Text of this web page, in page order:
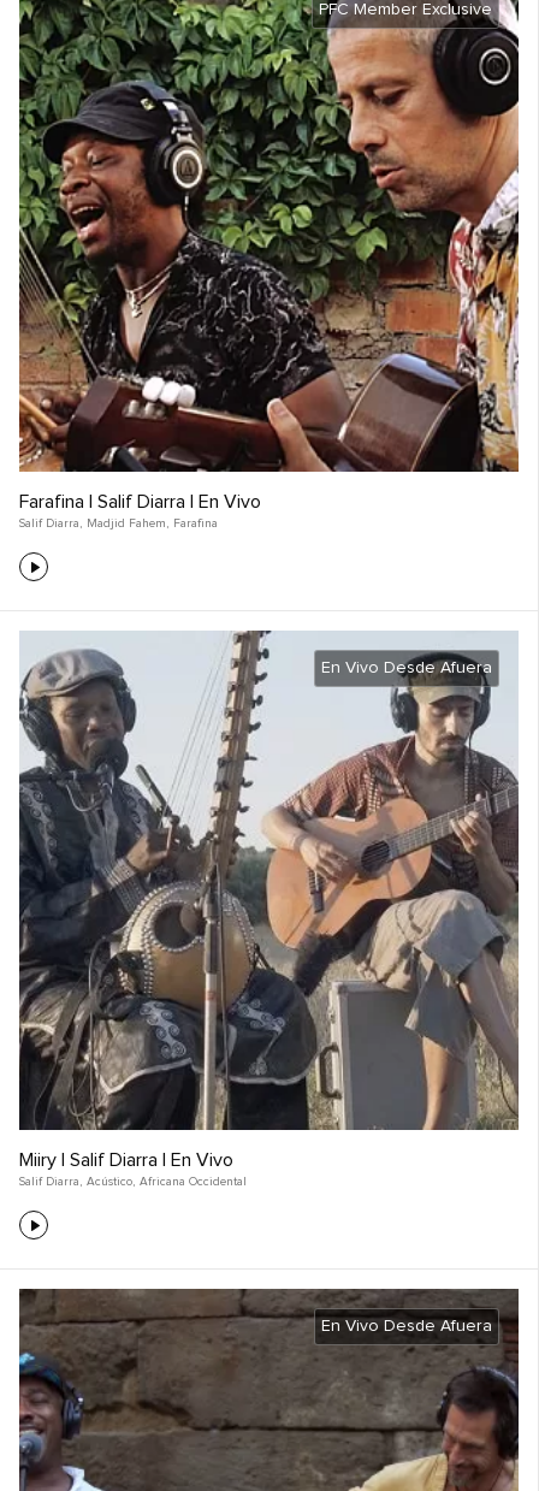
PFC Member Exclusive
Farafina | Salif Diarra | En Vivo
Salif Diarra , Madjid Fahem , Farafina
En Vivo Desde Afuera
Miiry | Salif Diarra | En Vivo
Salif Diarra , Acústico, Africana Occidental
En Vivo Desde Afuera